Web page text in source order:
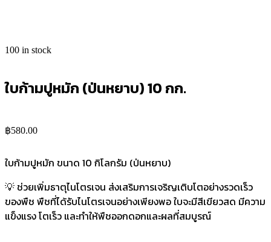
ใบก้ามปูหมัก (ป่นหยาบ) 10 กก.
฿580.00
ใบก้ามปูหมัก ขนาด 10 กิโลกรัม (ป่นหยาบ)
💡 ช่วยเพิ่มธาตุไนโตรเจน ส่งเสริมการเจริญเติบโตอย่างรวดเร็ว
ของพืช พืชที่ได้รับไนโตรเจนอย่างเพียงพอ ใบจะมีสีเขียวสด มีความ
แข็งแรง โตเร็ว และทำให้พืชออกดอกและผลที่สมบูรณ์
100 in stock